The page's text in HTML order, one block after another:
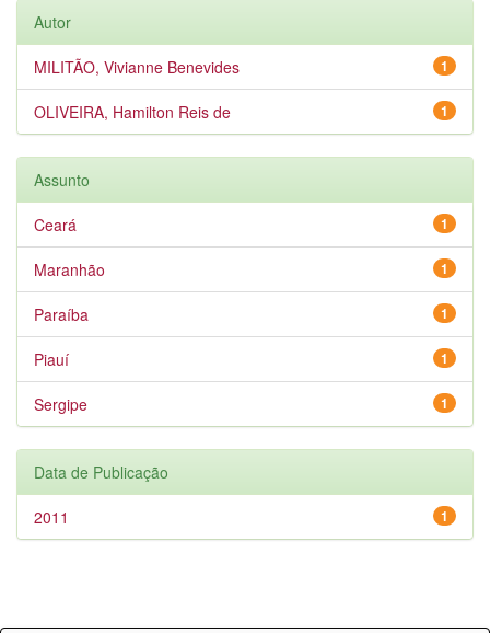
Autor
1
MILITÃO, Vivianne Benevides
1
OLIVEIRA, Hamilton Reis de
Assunto
1
Ceará
1
Maranhão
1
Paraíba
1
Piauí
1
Sergipe
Data de Publicação
1
2011